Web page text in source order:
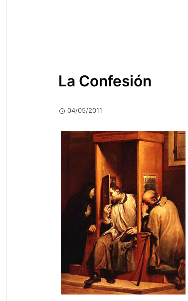
La Confesión
04/05/2011